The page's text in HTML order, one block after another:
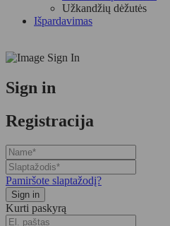
Užkandžių dėžutės
Išpardavimas
Sign in
Registracija
Pamiršote slaptažodį?
Kurti paskyrą